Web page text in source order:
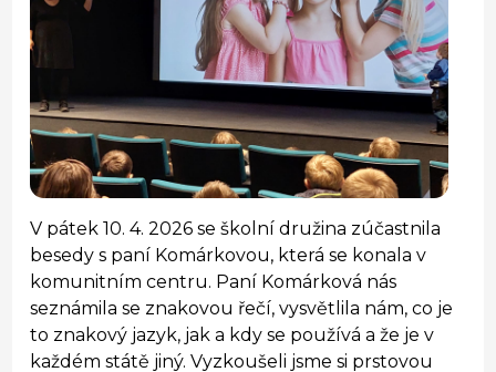
V pátek 10. 4. 2026 se školní družina zúčastnila
besedy s paní Komárkovou, která se konala v
komunitním centru. Paní Komárková nás
seznámila se znakovou řečí, vysvětlila nám, co je
to znakový jazyk, jak a kdy se používá a že je v
každém státě jiný. Vyzkoušeli jsme si prstovou